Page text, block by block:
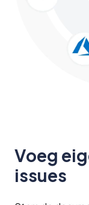
Voeg
issues